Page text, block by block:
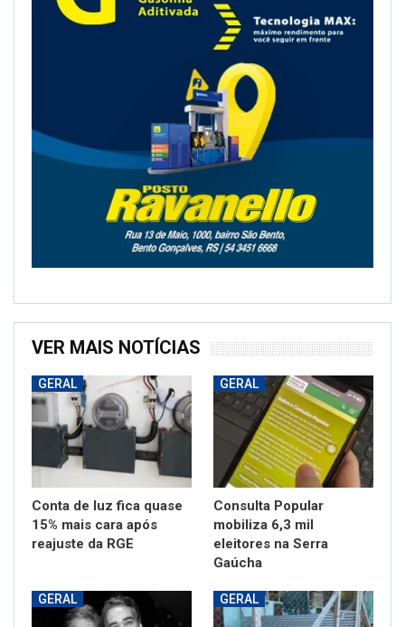
VER MAIS NOTÍCIAS
GERAL
Conta de luz fica quase
15% mais cara após
reajuste da RGE
GERAL
Consulta Popular
mobiliza 6,3 mil
eleitores na Serra
Gaúcha
GERAL GERAL